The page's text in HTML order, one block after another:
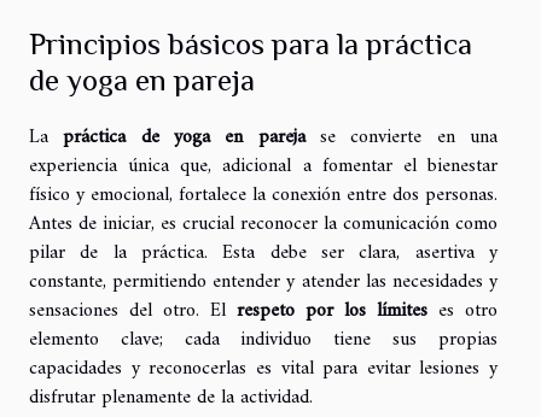
Principios básicos para la práctica
de yoga en pareja
Lapráctica de yoga en parejase convierte en una
experiencia única que, adicional a fomentar el bienestar
físico y emocional, fortalece la conexión entre dos personas.
Antes de iniciar, es crucial reconocer la comunicación como
pilar de la práctica. Esta debe ser clara, asertiva y
constante, permitiendo entender y atender las necesidades y
sensaciones del otro. El respeto por los límites es otro
elemento clave; cada individuo tiene sus propias
capacidades y reconocerlas es vital para evitar lesiones y
disfrutar plenamente de la actividad.